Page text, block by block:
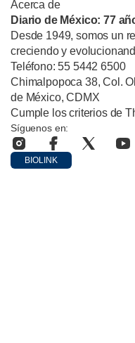
Acerca de
Diario de México: 77
Desde 1949, somos un
creciendo y
Teléfono: 55 5442 6500
Chimalpopoca 38, Col.
de México, CDMX
Cumple los criterios de
Síguenos en:
BIOLINK